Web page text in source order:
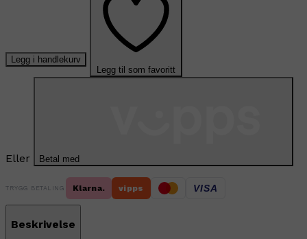
Legg i handlekurv
Legg til som favoritt
Eller Betal med
TRYGG BETALING Klarna. vipps VISA
Beskrivelse